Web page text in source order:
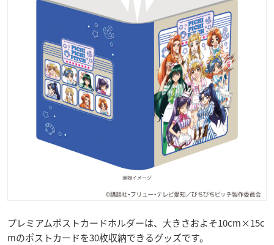
プレミアムポストカードホルダーは、大きさおよそ10cm×15c
mのポストカードを30枚収納できるグッズです。